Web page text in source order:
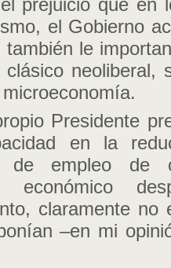
prejuicio que en
el Gobierno
también le
clásico neoliberal,
Presidente
en la
de empleo
económico
claramente
–en mi